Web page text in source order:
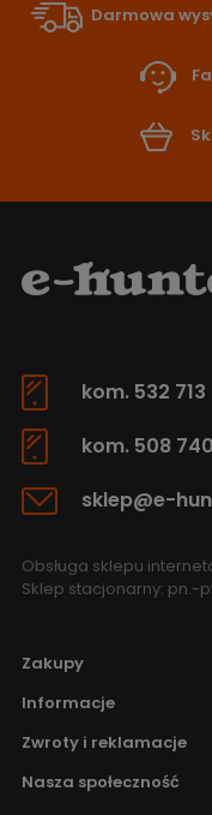
Darmowa
kom. 532 713
kom. 508
sklep@e-
Obsługa sklepu
Sklep stacjonarny: pn.-
Zakupy
Informacje
Zwroty i reklamacje
Nasza społeczność